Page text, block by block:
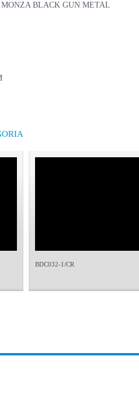
BLACK GUN METAL
BDC032-1/CR